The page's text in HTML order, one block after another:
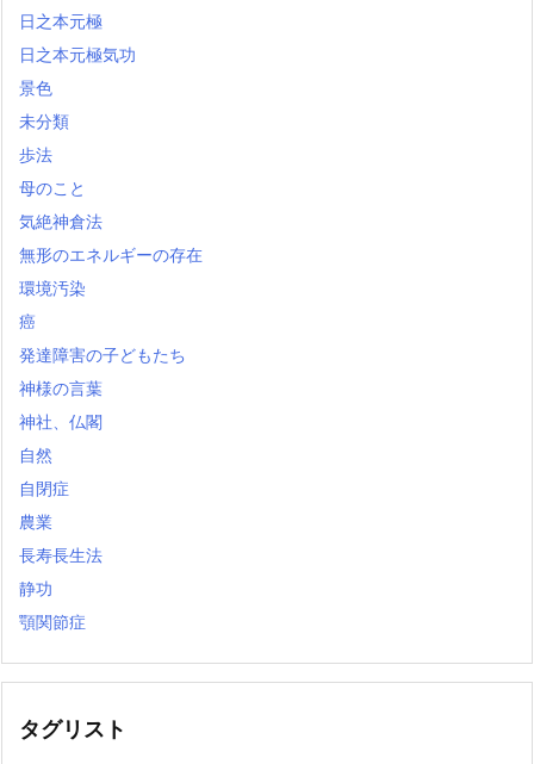
日之本元極
日之本元極気功
景色
未分類
歩法
母のこと
気絶神倉法
無形のエネルギーの存在
環境汚染
癌
発達障害の子どもたち
神様の言葉
神社、仏閣
自然
自閉症
農業
長寿長生法
静功
顎関節症
タグリスト